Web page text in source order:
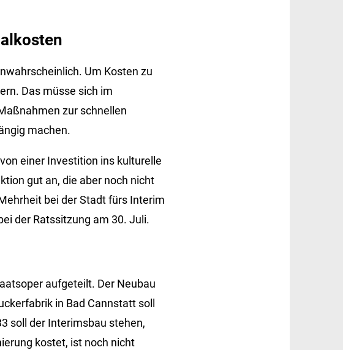
Um Kosten zu
Das müsse sich im
zur schnellen
machen.
einer Investition ins kulturelle
gut an, die aber noch nicht
bei der Stadt fürs Interim
der Ratssitzung am 30. Juli.
aufgeteilt. Der Neubau
in Bad Cannstatt soll
soll der Interimsbau stehen,
kostet, ist noch nicht